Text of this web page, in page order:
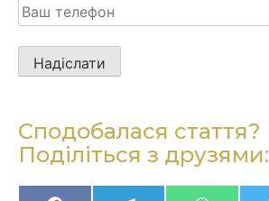
Будь
ласка,
поле
порожнім.
Сподобалася стаття?
Поділіться з друзями: